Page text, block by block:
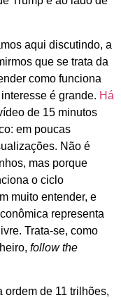
aqui discutindo, a
que se trata da
como funciona
é grande. Há
de 15 minutos
em poucas
Não é
mas porque
o ciclo
muito entender, e
representa
Trata-se, como
follow the
ordem de 11 trilhões,